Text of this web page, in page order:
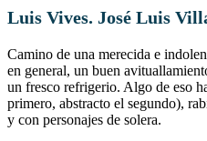
Luis Vives. José Luis
Camino de una merecida e
en general, un buen
un fresco refrigerio. Algo de eso
primero, abstracto el segundo),
y con personajes de solera.